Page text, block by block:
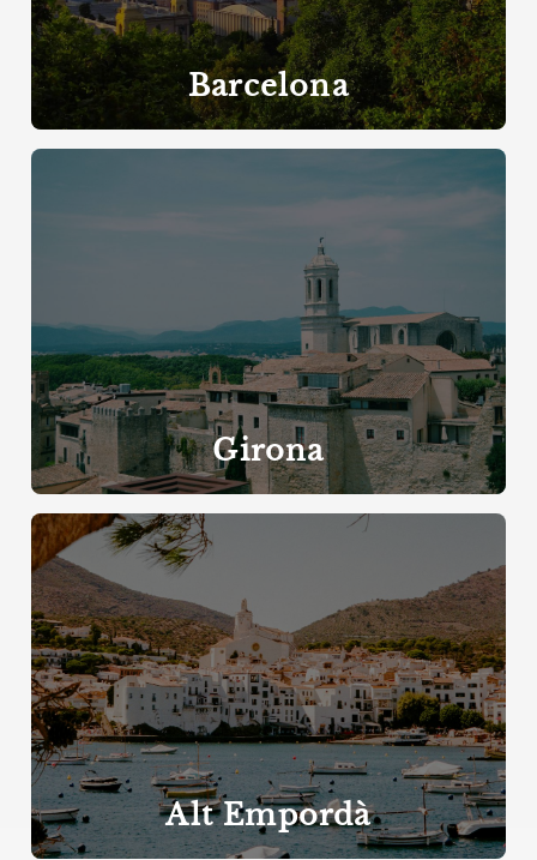
Barcelona
Girona
Alt Empordà